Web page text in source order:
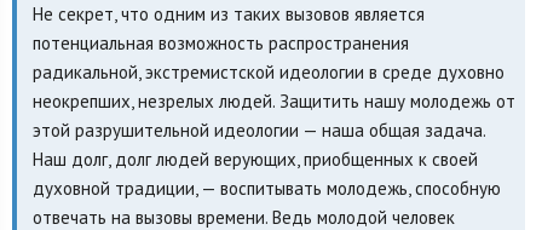
Не секрет, что одним из таких вызовов является
потенциальная возможность распространения
радикальной, экстремистской идеологии в среде духовно
неокрепших, незрелых людей. Защитить нашу молодежь от
этой разрушительной идеологии — наша общая задача.
Наш долг, долг людей верующих, приобщенных к своей
духовной традиции, — воспитывать молодежь, способную
отвечать на вызовы времени. Ведь молодой человек